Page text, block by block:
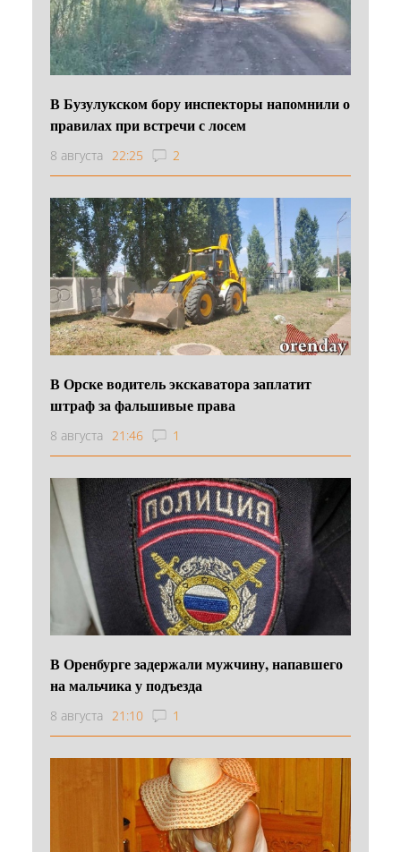
В Бузулукском бору инспекторы напомнили о
правилах при встречи с лосем
8 августа 22:25 2
В Орске водитель экскаватора заплатит
штраф за фальшивые права
8 августа 21:46 1
В Оренбурге задержали мужчину, напавшего
на мальчика у подъезда
8 августа 21:10 1